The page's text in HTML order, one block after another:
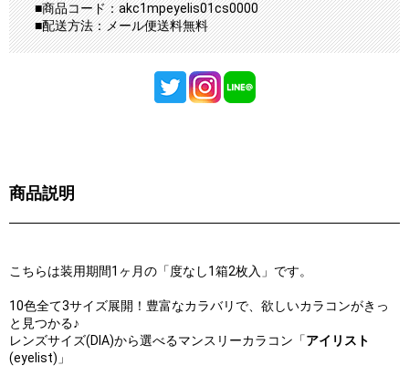
■商品コード：akc1mpeyelis01cs0000
■配送方法：メール便送料無料
商品説明
こちらは装用期間1ヶ月の「度なし1箱2枚入」です。
10色全て3サイズ展開！豊富なカラバリで、欲しいカラコンがきっ
と見つかる♪
レンズサイズ(DIA)から選べるマンスリーカラコン「アイリスト
(eyelist)」